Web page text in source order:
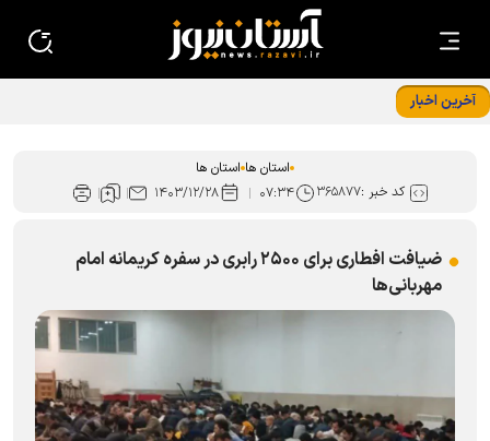
آخرین اخبار
استان ها استان ها
کد خبر :۳۶۵۸۷۷ ۰۷:۳۴ ۱۴۰۳/۱۲/۲۸
ضیافت افطاری برای ۲۵۰۰ رابری در سفره کریمانه امام
مهربانی‌ها